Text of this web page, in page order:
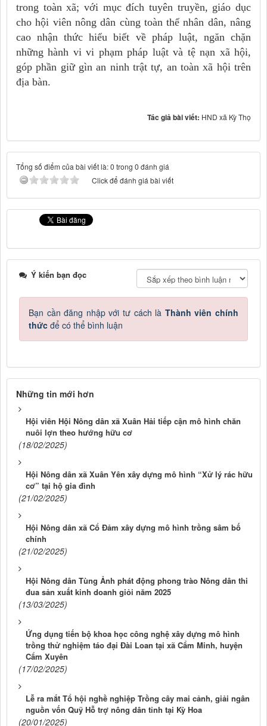
trong toàn xã; với mục đích tuyên truyền, giáo dục
cho hội viên nông dân cùng toàn thể nhân dân, nâng
cao nhận thức hiểu biết về pháp luật, ngăn chặn
những hành vi vi phạm pháp luật và tệ nạn xã hội,
góp phần giữ gìn an ninh trật tự, an toàn xã hội trên
địa bàn.
Tác giả bài viết: HND xã Kỳ Thọ
Tổng số điểm của bài viết là: 0 trong 0 đánh giá
Click để đánh giá bài viết
Ý kiến bạn đọc
Bạn cần đăng nhập với tư cách là Thành viên chính
thức để có thể bình luận
Những tin mới hơn
Hội viên Hội Nông dân xã Xuân Hải tiếp cận mô hình chăn
nuôi lợn theo hướng hữu cơ
(18/02/2025)
Hội Nông dân xã Xuân Yên xây dựng mô hình “Xử lý rác hữu
cơ” tại hộ gia đình
(21/02/2025)
Hội Nông dân xã Cổ Đảm xây dựng mô hình trồng sâm bố
chính
(21/02/2025)
Hội Nông dân Tùng Ảnh phát động phong trào Nông dân thi
đua sản xuất kinh doanh giỏi năm 2025
(13/03/2025)
Ứng dụng tiến bộ khoa học công nghệ xây dựng mô hình
trồng thử nghiệm táo đại Đài Loan tại xã Cẩm Minh, huyện
Cẩm Xuyên
(17/02/2025)
Lễ ra mắt Tổ hội nghề nghiệp Trồng cây mai cảnh, giải ngân
nguồn vốn Quỹ Hỗ trợ nông dân tỉnh tại Kỳ Hoa
(20/01/2025)